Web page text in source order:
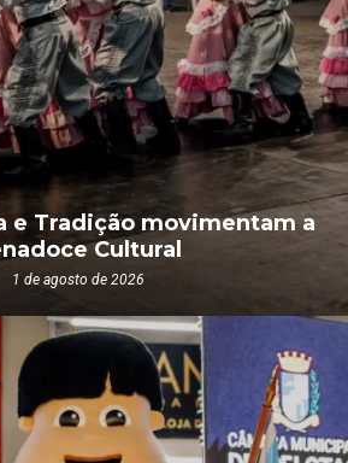
e Tradição movimentam a
Cultural
1 de agosto de 2026
DOCES
PATRIMÔNIO
CORTE
PROGRAMAÇÃO
COMO CHEGAR
EXPOSITORES
PELOTAS – CIDADE
DOCE
NOTÍCIAS
COMUNICAÇÃO
CADASTRO
FOTOS E VÍDEOS
FENADOCE
CONTATO
SUGESTÕES
ESPANHOL